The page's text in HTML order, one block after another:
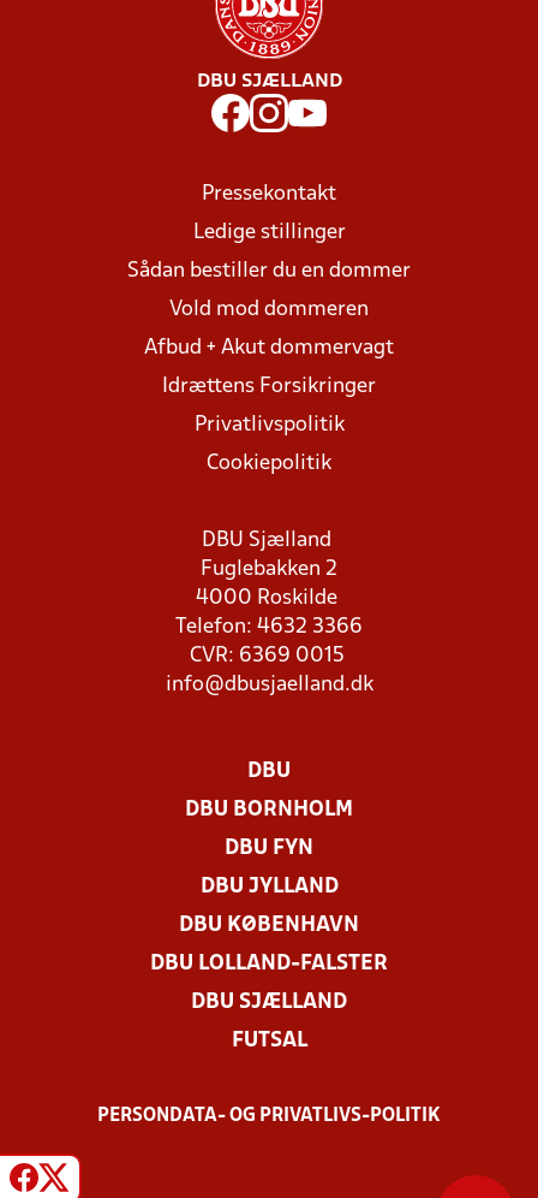
DBU SJÆLLAND
Pressekontakt
Ledige stillinger
Sådan bestiller du en dommer
Vold mod dommeren
Afbud + Akut dommervagt
Idrættens Forsikringer
Privatlivspolitik
Cookiepolitik
DBU Sjælland
Fuglebakken 2
4000 Roskilde
Telefon: 4632 3366
CVR: 6369 0015
info@dbusjaelland.dk
DBU
DBU BORNHOLM
DBU FYN
DBU JYLLAND
DBU KØBENHAVN
DBU LOLLAND-FALSTER
DBU SJÆLLAND
FUTSAL
PERSONDATA- OG PRIVATLIVS-POLITIK